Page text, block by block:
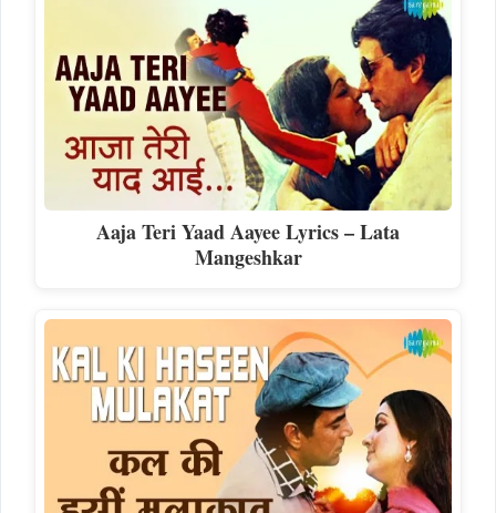
Aaja Teri Yaad Aayee Lyrics – Lata
Mangeshkar